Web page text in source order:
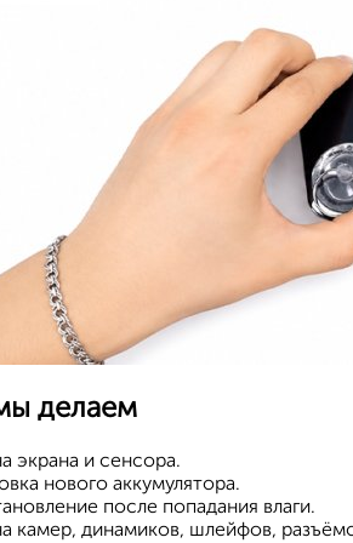
делаем
экрана и сенсора.
нового аккумулятора.
после попадания влаги.
камер, динамиков, шлейфов,